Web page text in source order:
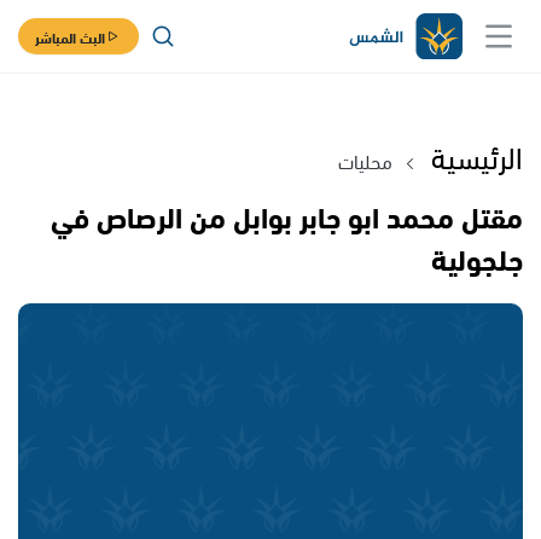
البث المباشر
الرئيسية محليات
مقتل محمد ابو جابر بوابل من الرصاص في
جلجولية